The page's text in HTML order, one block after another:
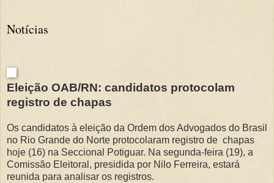
Notícias
Eleição OAB/RN: candidatos protocolam
registro de chapas
Os candidatos à eleição da Ordem dos Advogados do Brasil
no Rio Grande do Norte protocolaram registro de chapas
hoje (16) na Seccional Potiguar. Na segunda-feira (19), a
Comissão Eleitoral, presidida por Nilo Ferreira, estará
reunida para analisar os registros.